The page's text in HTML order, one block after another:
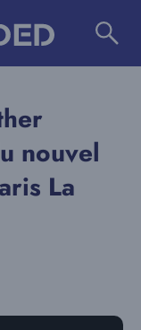
nouvel
La